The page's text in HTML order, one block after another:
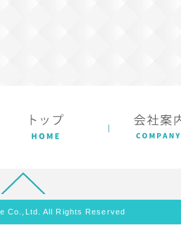
Co.,Ltd. All Rights Reserved